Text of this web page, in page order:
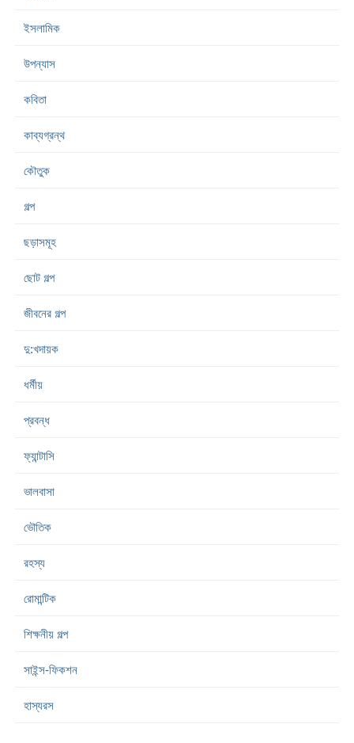
ইসলামিক
উপন্যাস
কবিতা
কাব্যগ্রন্থ
কৌতুক
গল্প
ছড়াসমূহ
ছোট গল্প
জীবনের গল্প
দু:খদায়ক
ধর্মীয়
প্রবন্ধ
ফ্যান্টাসি
ভালবাসা
ভৌতিক
রহস্য
রোমান্টিক
শিক্ষনীয় গল্প
সাইন্স-ফিকশন
হাস্যরস